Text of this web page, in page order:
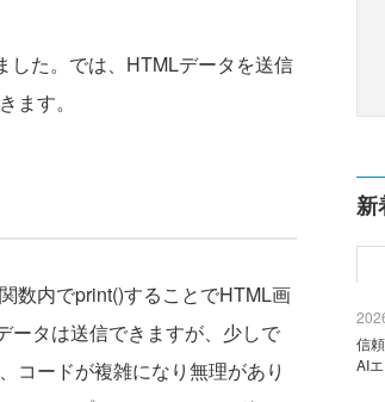
た。では、HTMLデータを送信
ます。
数内でprint()することでHTML画
ータは送信できますが、少しで
コードが複雑になり無理があり
新
信
AI